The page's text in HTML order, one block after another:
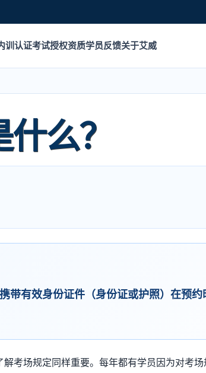
训认证考试授权资质学员反馈关于艾威
么？
带有效身份证件（身份证或护照）在预
考场规定同样重要。每年都有学员因为对考